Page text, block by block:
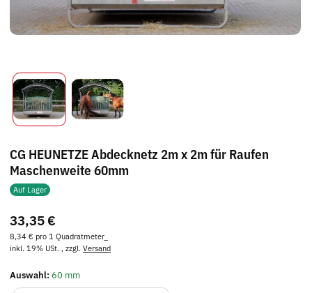
CG HEUNETZE Abdecknetz 2m x 2m für Raufen
Maschenweite 60mm
Auf Lager
33,35 €
8,34 € pro 1 Quadratmeter_
inkl. 19% USt. , zzgl. Versand
Auswahl: 60 mm